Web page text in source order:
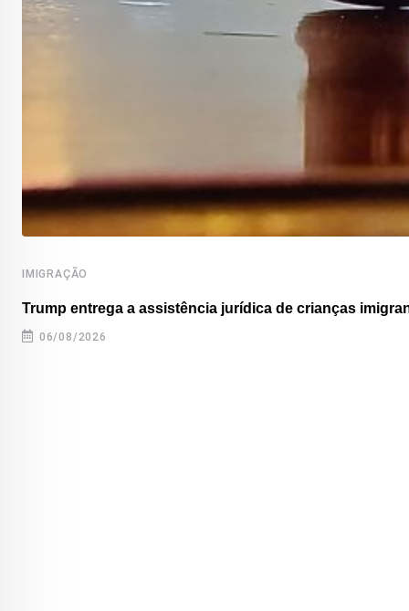
IMIGRAÇÃO
Trump entrega a assistência jurídica de crianças
06/08/2026